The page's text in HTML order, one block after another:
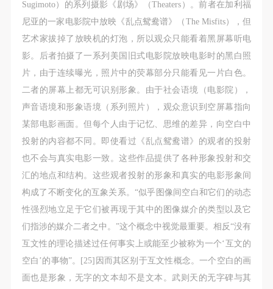
Sugimoto）的系列摄影《剧场》（Theaters）。前者在加利福
尼亚的一家电影院中放映《乱点鸳鸯谱》（The Misfits），但
艺术家拔掉了放映机的灯泡，所以观众只能看着黑屏幕听电
影。后者拍摄了一系列美国旧式电影院放映电影时的黑白照
片，由于连续曝光，照片中的荧幕部分只能看见一片白色。
二者的屏幕上都无可识别形象。由于社会语境（电影院），
声音语境和形象语境（系列照片），观众意识到空屏幕指向
某部电影画面。但每个人由于记忆、思维的差异，向空白中
投射的内容都不同。即使看过《乱点鸳鸯谱》的观者的投射
也不会与真实电影一致。这些作品提供了各种形象投射和交
汇的地点和结构。这些观者投射的形象和真实的电影形象间
构成了不断变化的互象关系。“似乎图像间空白和它们的动态
性强烈地立足于它们被再现于其中的图像媒介的类型以及它
们指涉的媒介二者之中。”这个概念中视觉最重要。相反“没有
互文性的理论描述过任何事实上或能至少被称为一个‘互文的
空白’的事物”。[25]因而其区别于互文性概念。一个空白的画
面也是形象，无字的文本却不是文本。武则天的无字碑与其